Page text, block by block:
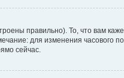
правильно). То, что вам
для изменения часового
сейчас.